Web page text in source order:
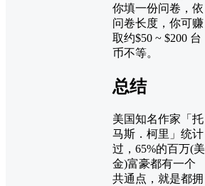
你填一份问卷，依
问卷长度，你可赚
取约$50 ~ $200 台
币不等。
总结
美国知名作家「托
马斯．柯里」统计
过，65%的百万(美
金)富豪都有一个
共通点，就是都拥